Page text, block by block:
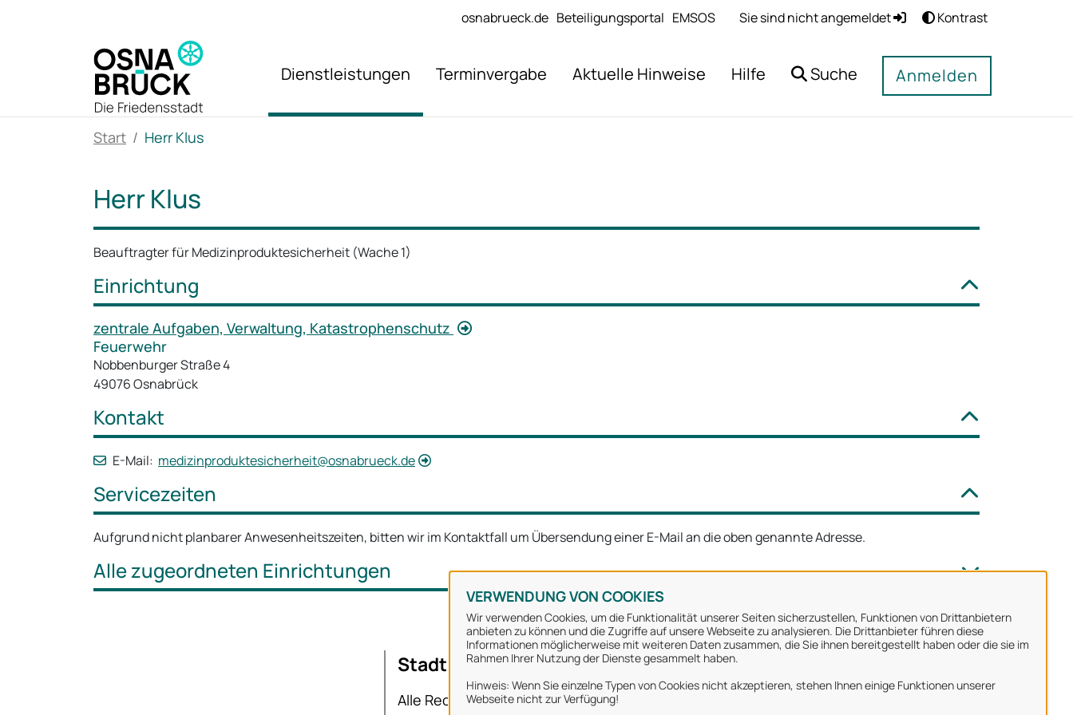
VERWENDUNG VON COOKIES
Wir verwenden Cookies, um die Funktionalität unserer Seiten sicherzustellen, Funktionen von Drittanbietern
anbieten zu können und die Zugriffe auf unsere Webseite zu analysieren. Die Drittanbieter führen diese
Informationen möglicherweise mit weiteren Daten zusammen, die Sie ihnen bereitgestellt haben oder die sie im
Rahmen Ihrer Nutzung der Dienste gesammelt haben.
Hinweis: Wenn Sie einzelne Typen von Cookies nicht akzeptieren, stehen Ihnen einige Funktionen unserer
Webseite nicht zur Verfügung!
osnabrueck.de Beteiligungsportal EMSOS Sie sind nicht angemeldet Kontrast
Dienstleistungen Terminvergabe Aktuelle Hinweise Hilfe Suche Anmelden
Start Herr Klus
Herr Klus
Beauftragter für Medizinproduktesicherheit (Wache 1)
Einrichtung
zentrale Aufgaben, Verwaltung, Katastrophenschutz
Feuerwehr
Nobbenburger Straße 4
49076 Osnabrück
Kontakt
E-Mail: medizinproduktesicherheit@osnabrueck.de
Servicezeiten
Aufgrund nicht planbarer Anwesenheitszeiten, bitten wir im Kontaktfall um Übersendung einer E-Mail an die oben genannte Adresse.
Alle zugeordneten Einrichtungen
Stadt Osnabrück
Alle Rechte vorbehalten
Über uns
Impressum